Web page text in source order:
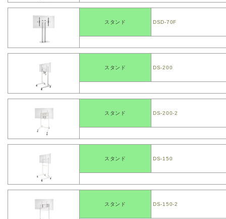
スタンド DSD-70F
スタンド DS-200
スタンド DS-200-2
スタンド DS-150
スタンド DS-150-2